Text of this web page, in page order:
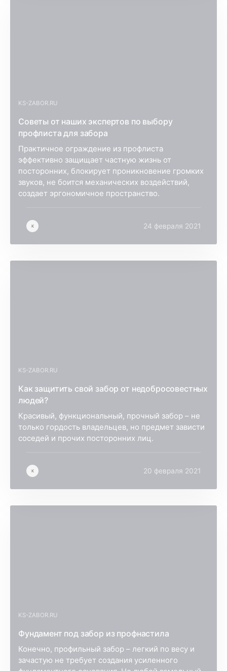
KS-ZABOR.RU
Советы от наших экспертов по выбору
профлиста для забора
Практичное ограждение из профлиста
эффективно защищает частную жизнь от
посторонних, блокирует проникновение громких
звуков, не боится механических воздействий,
создает эргономичное пространство.
K 24 февраля 2021
KS-ZABOR.RU
Как защитить свой забор от недобросовестных
людей?
Красивый, функциональный, прочный забор – не
только гордость владельцев, но предмет зависти
соседей и прочих посторонних лиц.
K 20 февраля 2021
KS-ZABOR.RU
Фундамент под забор из профнастила
Конечно, профильный забор – легкий по весу и
зачастую не требует создания усиленного